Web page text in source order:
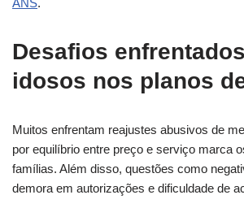
ANS.
Desafios
idosos nos planos
Muitos enfrentam reajustes abusivos de
por equilíbrio entre preço e serviço marca
famílias. Além disso, questões como
demora em autorizações e dificuldade de